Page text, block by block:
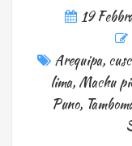
19
Arequipa,
lima, Machu
Puno,